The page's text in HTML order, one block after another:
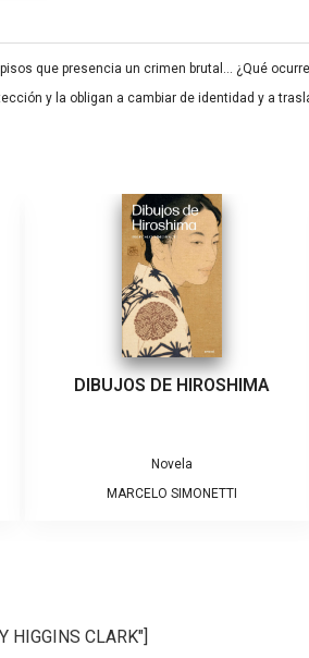
que presencia un crimen brutal… ¿Qué
y la obligan a cambiar de identidad y a
DIBUJOS DE HIROSHIMA
Novela
MARCELO SIMONETTI
HIGGINS CLARK"]